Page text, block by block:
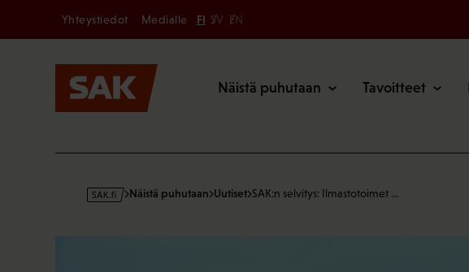
Secondary
Yhteystiedot Medialle FI SV EN
Näistä puhutaan Tavoitteet
s
Näistä puhutaan Uutiset SAK:n selvitys: Ilmastotoimet …